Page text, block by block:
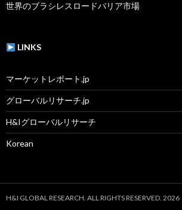
世界のブラシレスロードバリア市場
LINKS
マーケットレポート.jp
グローバルリサーチ.jp
H&Iグローバルリサーチ
Korean
H&I GLOBAL RESEARCH. ALL RIGHTS RESERVED. 2026